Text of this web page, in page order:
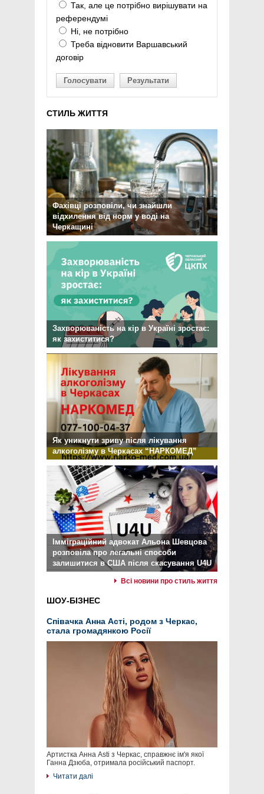
Так, але це потрібно вирішувати на
референдумі
Ні, не потрібно
Треба відновити Варшавський
договір
Голосувати Результати
СТИЛЬ ЖИТТЯ
Фахівці розповіли, чи знайшли
відхилення від норм у воді на
Черкащині
Захворюваність на кір в Україні зростає:
як захиститися?
Як уникнути зриву після лікування
алкоголізму в Черкасах “НАРКОМЕД”
Імміграційний адвокат Альона Шевцова
розповіла про легальні способи
залишитися в США після скасування U4U
Всі новини про стиль життя
ШОУ-БІЗНЕС
Співачка Анна Асті, родом з Черкас,
стала громадянкою Росії
Артистка Анна Asti з Черкас, справжнє ім'я якої
Ганна Дзюба, отримала російський паспорт.
Читати далі